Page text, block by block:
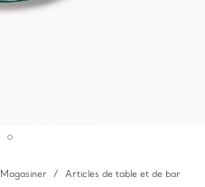
Magasiner Articles de table et de bar